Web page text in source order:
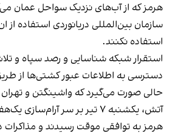
هرمز که از آب‌های نزدیک سواحل عمان
سازمان بین‌المللی دریانوردی استفاده از
استفاده نکنند.
استقرار شبکه شناسایی و رصد سپاه و
دسترسی به اطلاعات عبور کشتی‌ها از
حالی صورت می‌گیرد که واشینگتن و
آتش، یکشنبه ۷ تیر بر سر
هرمز به توافقی موقت رسیدند و